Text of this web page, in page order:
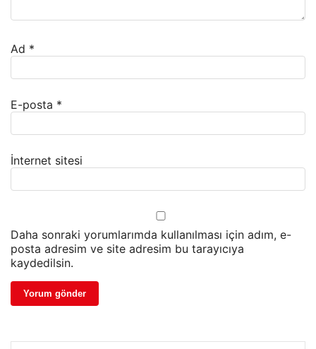
Ad *
E-posta *
İnternet sitesi
Daha sonraki yorumlarımda kullanılması için adım, e-
posta adresim ve site adresim bu tarayıcıya
kaydedilsin.